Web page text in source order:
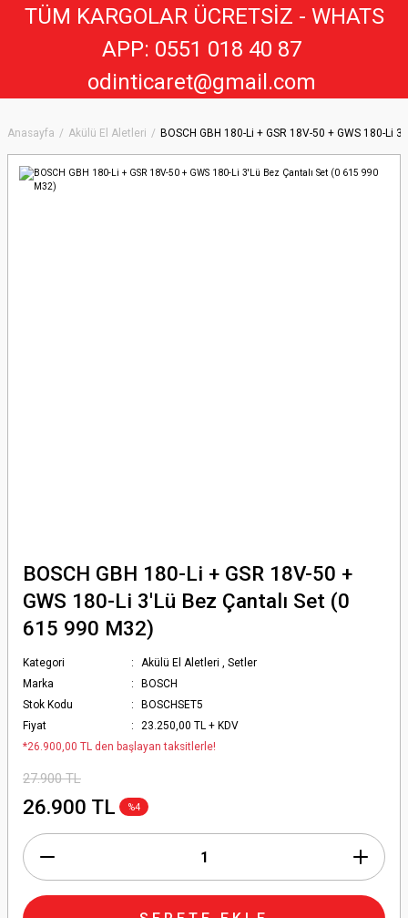
Anasayfa Akülü El Aletleri BOSCH GBH 180-Li + GSR 18V-50 + GWS 180-Li
BOSCH GBH 180-Li + GSR 18V-50 +
GWS 180-Li 3'Lü Bez Çantalı Set (0
615 990 M32)
Kategori Akülü El Aletleri ,Setler
Marka
BOSCH
Stok Kodu
BOSCHSET5
Fiyat
23.250,00 TL + KDV
*26.900,00 TL den başlayan taksitlerle!
27.900 TL
26.900 TL %4
TÜM KARGOLAR ÜCRETSİZ - WHATS
APP: 0551 018 40 87
odinticaret@gmail.com